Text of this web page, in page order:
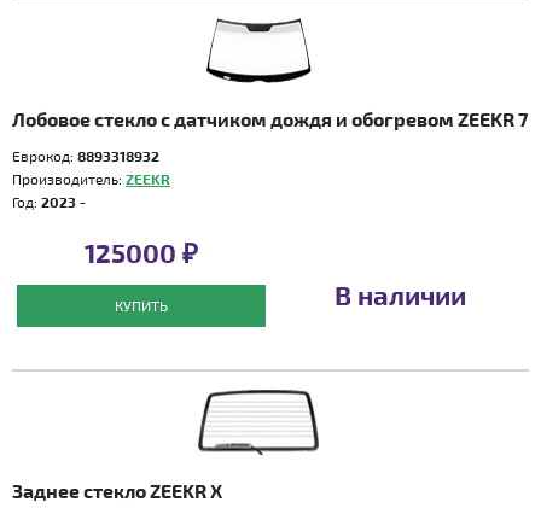
Лобовое стекло с датчиком дождя и обогревом ZEEKR 7
Еврокод: 8893318932
Производитель: ZEEKR
Год: 2023 -
125000 ₽
КУПИТЬ В наличии
Заднее стекло ZEEKR X